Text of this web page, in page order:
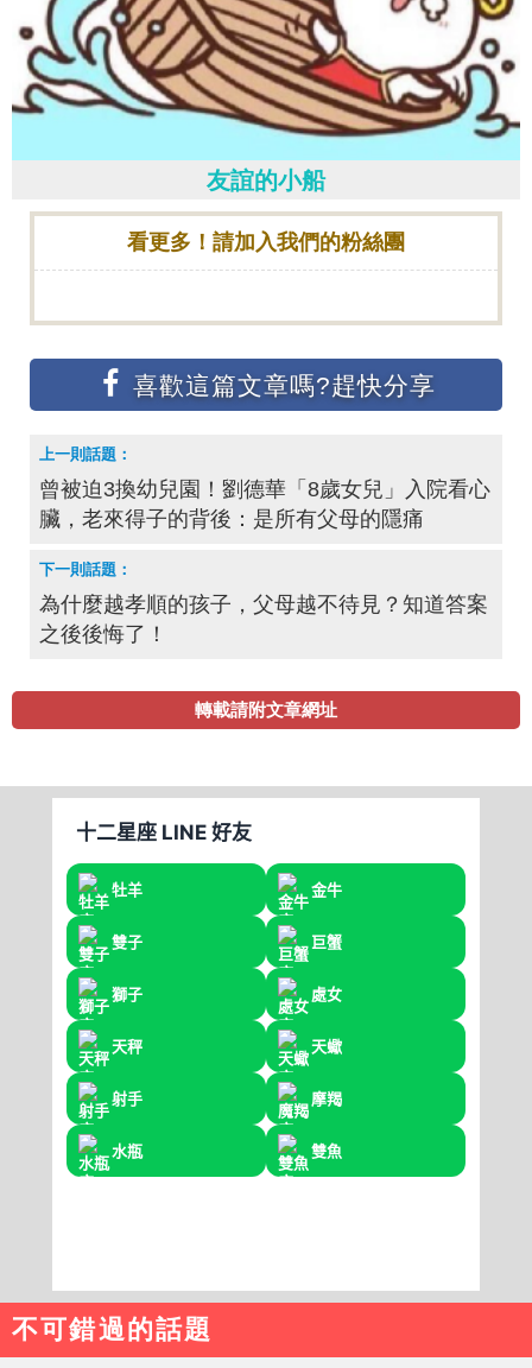
友誼的小船
看更多！請加入我們的粉絲團
曾被迫3換幼兒園！劉德華「8歲女兒」入院看心
臟，老來得子的背後：是所有父母的隱痛
為什麼越孝順的孩子，父母越不待見？知道答案
之後後悔了！
轉載請附文章網址
不可錯過的話題